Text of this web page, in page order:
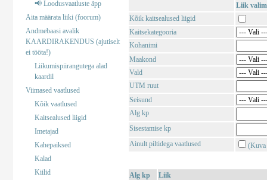
📢 Loodusvaatluste äpp
Aita määrata liiki (foorum)
Andmebaasi avalik
KAARDIRAKENDUS (ajutiselt
ei tööta!)
Liikumispiirangutega alad
kaardil
Viimased vaatlused
Kõik vaatlused
Kaitsealused liigid
Imetajad
Kahepaiksed
Kalad
Kiilid
Liik
Kõik kaitsealused liigid
Kaitsekategooria
Kohanimi
Maakond
Vald
UTM ruut
Seisund
Alg kp
Sisestamise kp
Ainult piltidega vaatlused
(Kuva
Alg kp
Liik